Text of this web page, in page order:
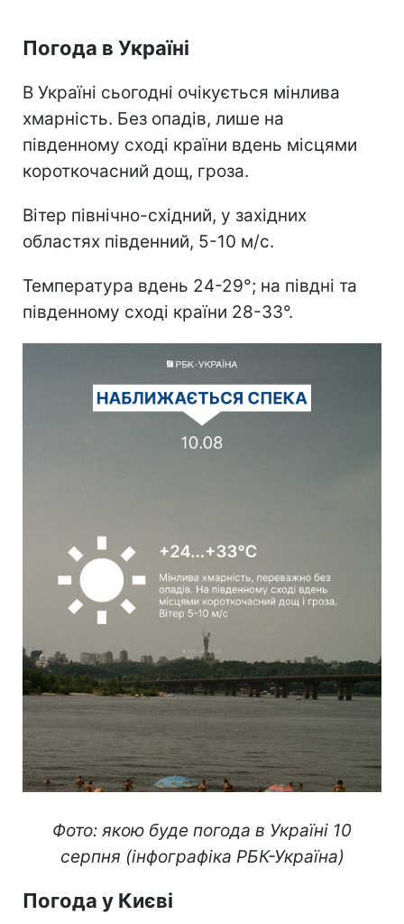
Погода в Україні
В Україні сьогодні очікується мінлива
хмарність. Без опадів, лише на
південному сході країни вдень місцями
короткочасний дощ, гроза.
Вітер північно-східний, у західних
областях південний, 5-10 м/с.
Температура вдень 24-29°; на півдні та
південному сході країни 28-33°.
Фото: якою буде погода в Україні 10
серпня (інфографіка РБК-Україна)
Погода у Києві